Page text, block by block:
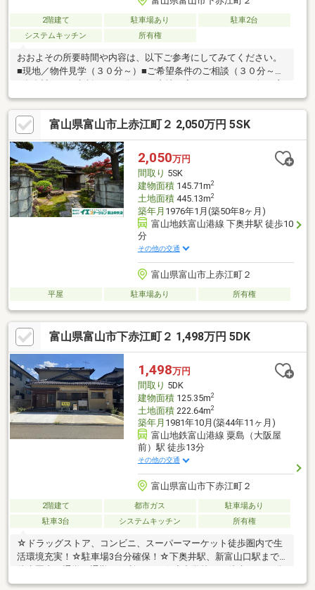
2階建て 駐車場あり
駐車2台
システムキッチン
所有権
おおよその所要時間や内容は、以下ご参考にしてみてください。
■現地／物件見学（３０分～）■ご希望条件のご相談（３０分～）
のご相談（３０分～）■会社の強みのご紹介（３０分～）■持家を
お持ちの方のお住み替えのご相談（３０分～）マイホーム購入は
人生の大切なご決断です。気になる点は何でもお気軽にご相談く
ださい。当社スタッフが、ご納得頂けるまでご相談をお受けいた
します。【0120-011-768】へお電話いただくか、【オレンジ色資
料請求（無料）ボタン】【赤色見学予約をする（無料）ボタン】
よりお問い合わせください。
富山県富山市上赤江町２ 2,050万円 5SK
2,050万円
間取り 5SK
建物面積145.71m2
土地面積445.13m2
築年月 1976年1月(築50年8ヶ月)
富山地鉄富山港線 下奥井駅 徒歩10
分
その他の交通
富山県富山市上赤江町２
平屋 駐車場あり 所有権
富山県富山市下赤江町２ 1,498万円 5DK
1,498万円
間取り 5DK
建物面積125.35m2
土地面積222.64m2
築年月 1981年10月(築44年11ヶ月)
富山地鉄富山港線 粟島（大阪屋
前）駅 徒歩13分
その他の交通
富山県富山市下赤江町２
2階建て 都市ガス
駐車場あり
駐車3台
システムキッチン 所有権
☆ドラッグストア、コンビニ、スーパーマーケット徒歩圏内で生
活環境充実！☆駐車場3台分確保！☆下奥井駅、新富山口駅まで
圏内！☆近所に公園あり！☆追加リフォーム請け負います（有